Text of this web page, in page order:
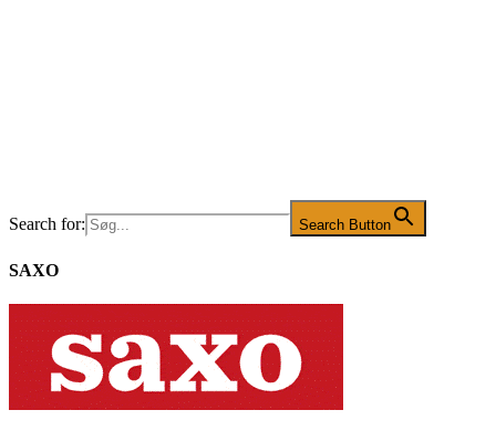
Search for: Search Button
SAXO